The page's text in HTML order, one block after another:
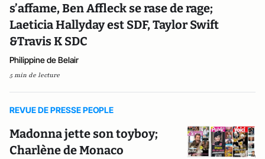
s’affame, Ben Affleck se rase de rage;
Laeticia Hallyday est SDF, Taylor Swift
&Travis K SDC
Philippine de Belair
5 min de lecture
REVUE DE PRESSE PEOPLE
Madonna jette son toyboy;
Charlène de Monaco